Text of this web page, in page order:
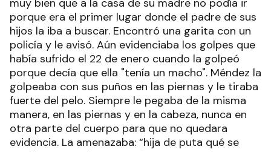
muy bien que a la casa de su madre no podía ir
porque era el primer lugar donde el padre de sus
hijos la iba a buscar. Encontró una garita con un
policía y le avisó. Aún evidenciaba los golpes que
había sufrido el 22 de enero cuando la golpeó
porque decía que ella "tenía un macho". Méndez la
golpeaba con sus puños en las piernas y le tiraba
fuerte del pelo. Siempre le pegaba de la misma
manera, en las piernas y en la cabeza, nunca en
otra parte del cuerpo para que no quedara
evidencia. La amenazaba: “hija de puta qué se